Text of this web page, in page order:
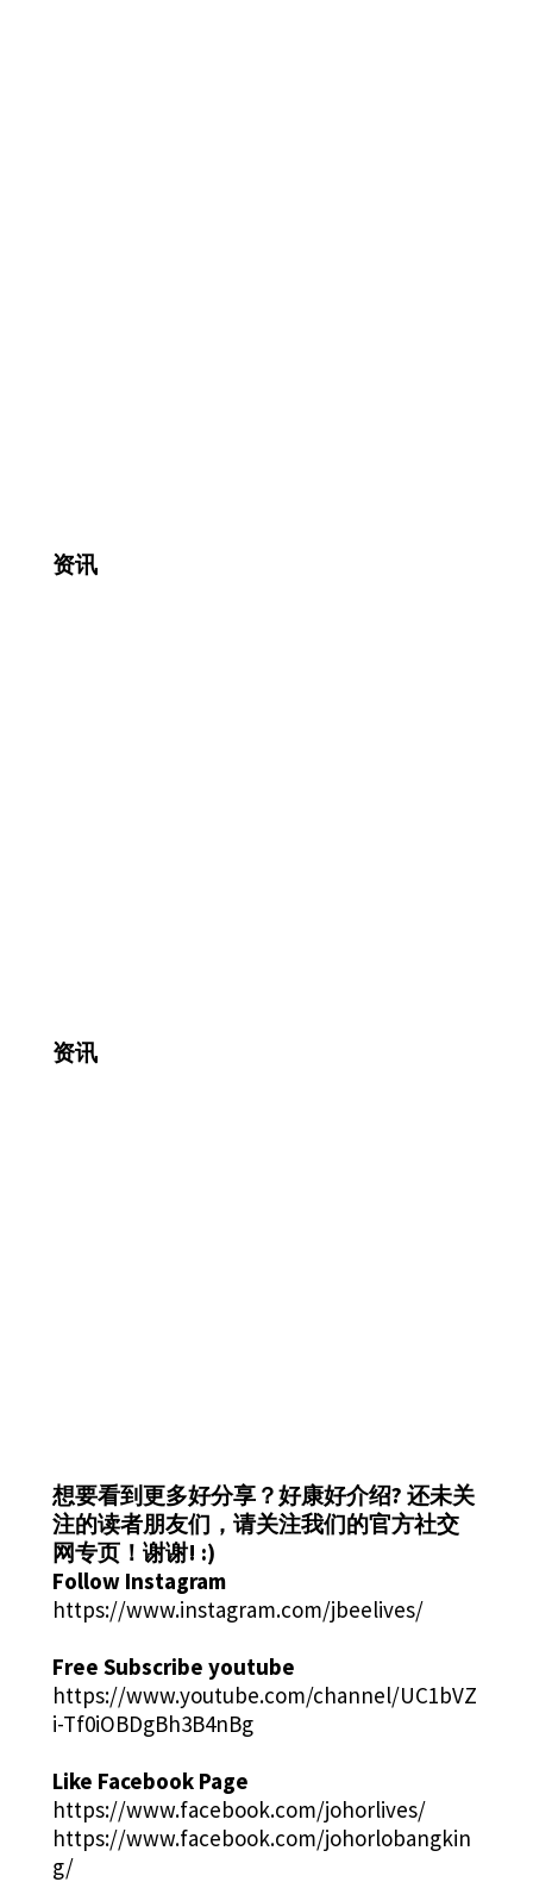
资讯
资讯
想要看到更多好分享？好康好介绍? 还未关
注的读者朋友们，请关注我们的官方社交
网专页！谢谢! :)
Follow Instagram
https://www.instagram.com/jbeelives/
Free Subscribe youtube
https://www.youtube.com/channel/UC1bVZ
i-Tf0iOBDgBh3B4nBg
Like Facebook Page
https://www.facebook.com/johorlives/
https://www.facebook.com/johorlobangkin
g/